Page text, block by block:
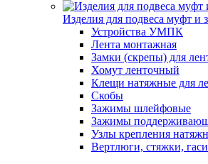
Изделия для подвеса муфт и
Устройства УМПК
Лента монтажная
Замки (скрепы) для
Хомут ленточный
Клещи натяжные для
Скобы
Зажимы шлейфовые
Зажимы
Узлы крепления
Вертлюги, стяжки,